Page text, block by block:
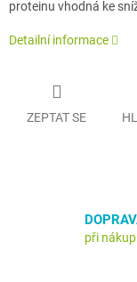
proteinu vhodná ke
Detailní informace
ZEPTAT SE
při